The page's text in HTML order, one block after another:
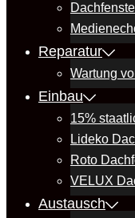
Reparatur
Wartung
Einbau
15%
Lideko
Roto
VELUX
Austausch